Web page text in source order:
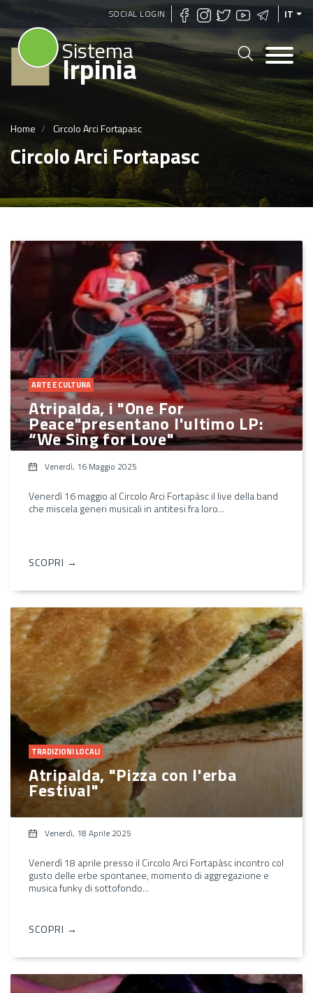
Salta
al
contenuto
principale
SOCIAL LOGIN IT
Sistema
Irpinia
Home Circolo Arci Fortapasc
Circolo Arci Fortapasc
ARTE E CULTURA
Atripalda, i "One For
Peace"presentano l'ultimo LP:
“We Sing for Love"
Venerdì, 16 Maggio 2025
Venerdì 16 maggio al Circolo Arci Fortapàsc il live della band
che miscela generi musicali in antitesi fra loro...
SCOPRI →
TRADIZIONI LOCALI
Atripalda, "Pizza con l'erba
Festival"
Venerdì, 18 Aprile 2025
Venerdì 18 aprile presso il Circolo Arci Fortapàsc incontro col
gusto delle erbe spontanee, momento di aggregazione e
musica funky di sottofondo...
SCOPRI →